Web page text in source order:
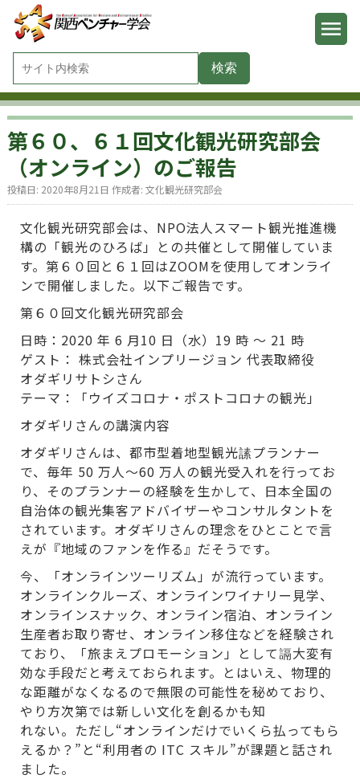
第６０、６１回文化観光研究部会
（オンライン）のご報告
投稿日: 2020年8月21日 作成者: 文化観光研究部会
文化観光研究部会は、NPO法人スマート観光推進機
構の「観光のひろば」との共催として開催していま
す。第６０回と６１回はZOOMを使用してオンライ
ンで開催しました。以下ご報告です。
第６０回文化観光研究部会
日時：2020 年 6 月10 日（水）19 時 〜 21 時
ゲスト： 株式会社インプリージョン 代表取締役
オダギリサトシさん
テーマ：「ウイズコロナ・ポストコロナの観光」
オダギリさんの講演内容
オダギリさんは、都市型着地型観光䛾プランナー
で、毎年 50 万人〜60 万人の観光受入れを行ってお
り、そのプランナーの経験を生かして、日本全国の
自治体の観光集客アドバイザーやコンサルタントを
されています。オダギリさんの理念をひとことで言
えが『地域のファンを作る』だそうです。
今、「オンラインツーリズム」が流行っています。
オンラインクルーズ、オンラインワイナリー見学、
オンラインスナック、オンライン宿泊、オンライン
生産者お取り寄せ、オンライン移住などを経験され
ており、「旅まえプロモーション」として䛿大変有
効な手段だと考えておられます。とはいえ、物理的
な距離がなくなるので無限の可能性を秘めており、
やり方次第では新しい文化を創るかも知
れない。ただし“オンラインだけでいくら払ってもら
えるか？”と“利用者の ITC スキル”が課題と話され
ました。